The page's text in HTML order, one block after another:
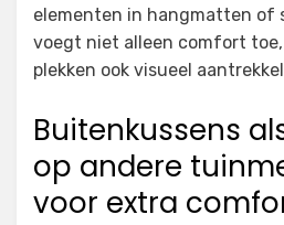
elementen in hangmatten of
voegt niet alleen comfort
plekken ook visueel
Buitenkussens
op andere
voor extra